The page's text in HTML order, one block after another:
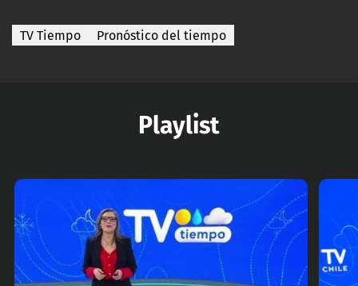
TV Tiempo Pronóstico del tiempo
Playlist